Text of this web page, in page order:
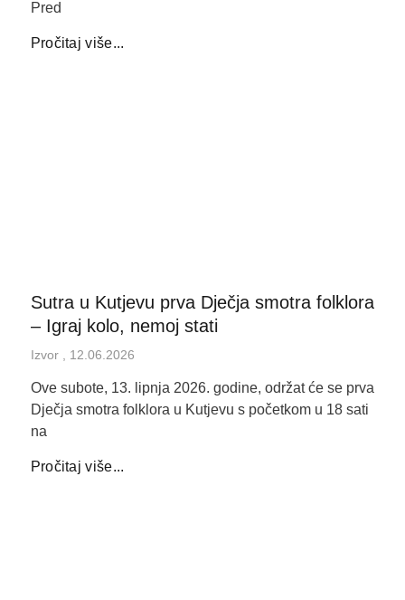
Pred
Pročitaj više...
Sutra u Kutjevu prva Dječja smotra folklora
– Igraj kolo, nemoj stati
Izvor 12.06.2026
Ove subote, 13. lipnja 2026. godine, održat će se prva
Dječja smotra folklora u Kutjevu s početkom u 18 sati
na
Pročitaj više...